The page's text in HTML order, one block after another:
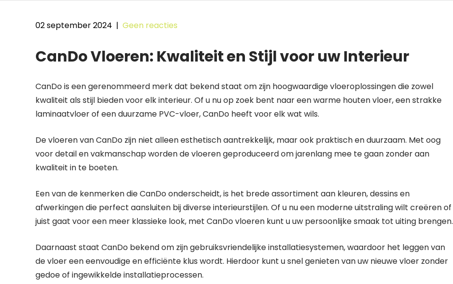
02 september 2024 | Geen reacties
CanDo Vloeren: Kwaliteit en Stijl voor uw Interieur
CanDo is een gerenommeerd merk dat bekend staat om zijn hoogwaardige vloeroplossingen die zowel
kwaliteit als stijl bieden voor elk interieur. Of u nu op zoek bent naar een warme houten vloer, een strakke
laminaatvloer of een duurzame PVC-vloer, CanDo heeft voor elk wat wils.
De vloeren van CanDo zijn niet alleen esthetisch aantrekkelijk, maar ook praktisch en duurzaam. Met oog
voor detail en vakmanschap worden de vloeren geproduceerd om jarenlang mee te gaan zonder aan
kwaliteit in te boeten.
Een van de kenmerken die CanDo onderscheidt, is het brede assortiment aan kleuren, dessins en
afwerkingen die perfect aansluiten bij diverse interieurstijlen. Of u nu een moderne uitstraling wilt creëren of
juist gaat voor een meer klassieke look, met CanDo vloeren kunt u uw persoonlijke smaak tot uiting brengen.
Daarnaast staat CanDo bekend om zijn gebruiksvriendelijke installatiesystemen, waardoor het leggen van
de vloer een eenvoudige en efficiënte klus wordt. Hierdoor kunt u snel genieten van uw nieuwe vloer zonder
gedoe of ingewikkelde installatieprocessen.